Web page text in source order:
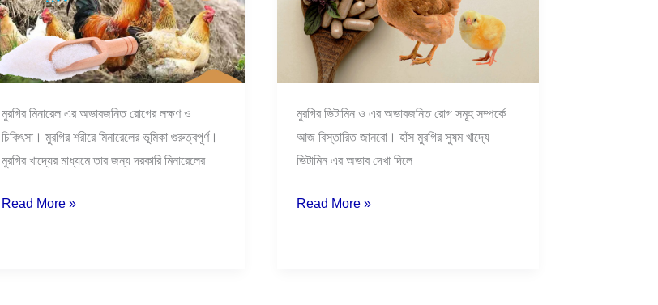
মুরগির মিনারেল এর অভাবজনিত রোগের লক্ষণ ও
চিকিৎসা। মুরগির শরীরে মিনারেলের ভূমিকা গুরুত্বপূর্ণ।
মুরগির খাদ্যের মাধ্যমে তার জন্য দরকারি মিনারেলের
চিকিৎসা
পদ্ধতি।
Read More »
মুরগির ভিটামিন ও এর অভাবজনিত রোগ সমূহ সম্পর্কে
আজ বিস্তারিত জানবো। হাঁস মুরগির সুষম খাদ্যে
ভিটামিন এর অভাব দেখা দিলে
Read More »